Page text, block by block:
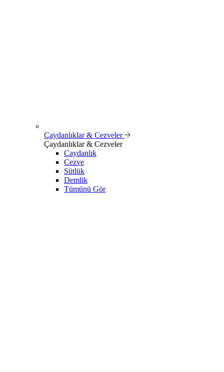
Çaydanlıklar & Cezveler
Çaydanlıklar & Cezveler
Çaydanlık
Cezve
Sütlük
Demlik
Tümünü Gör